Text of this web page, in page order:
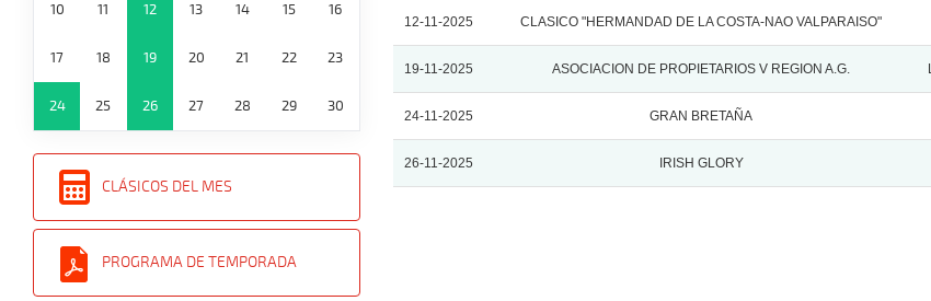
10 11 12 13 14 15 16
17 18 19 20 21 22 23
24 25 26 27 28 29 30
CLÁSICOS DEL MES
PROGRAMA DE TEMPORADA
12-11-2025 CLASICO "HERMANDAD DE LA COSTA-NAO VALPARAISO"
19-11-2025 ASOCIACION DE PROPIETARIOS V REGION A.G.
24-11-2025 GRAN BRETAÑA
26-11-2025 IRISH GLORY